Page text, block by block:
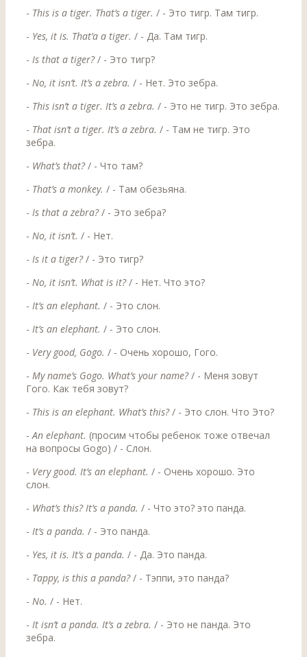
- This is a tiger. That’s a tiger. / - Это тигр. Там тигр.
- Yes, it is. That’a a tiger. / - Да. Там тигр.
- Is that a tiger?/ - Это тигр?
- No, it isn’t. It’s a zebra. / - Нет. Это зебра.
- This isn’t a tiger. It’s a zebra. / - Это не тигр. Это зебра.
- That isn’t a tiger. It’s a zebra. / - Там не тигр. Это
зебра.
- What’s that?/ - Что там?
- That’s a monkey. / - Там обезьяна.
- Is that a zebra?/ - Это зебра?
- No, it isn’t. / - Нет.
- Is it a tiger?/ - Это тигр?
- No, it isn’t. What is it?/ - Нет. Что это?
- It’s an elephant. / - Это слон.
- It’s an elephant. / - Это слон.
- Very good, Gogo. / - Очень хорошо, Гого.
- My name’s Gogo. What’s your name?/ - Меня зовут
Гого. Как тебя зовут?
- This is an elephant. What’s this?/ - Это слон. Что Это?
-An elephant. (просим чтобы ребенок тоже отвечал
на вопросы Gogo) / - Слон.
- Very good. It’s an elephant. / - Очень хорошо. Это
слон.
- What’s this? It’s a panda. / - Что это? это панда.
- It’s a panda. / - Это панда.
- Yes, it is. It’s a panda. / - Да. Это панда.
- Tappy, is this a panda?/ - Тэппи, это панда?
- No. / - Нет.
- It isn’t a panda. It’s a zebra. / - Это не панда. Это
зебра.